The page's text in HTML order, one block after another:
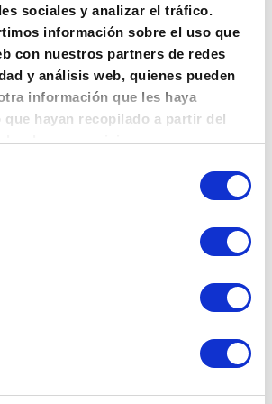
sociales y analizar el tráfico.
información sobre el uso que
con nuestros partners de redes
y análisis web, quienes pueden
información que les haya
hayan recopilado a partir del
de sus servicios.
que se llama Firulais
el rebujito. (Y las tardes
café).
Antonio Recio Mata.
suministraba marisco
y restaurantes, pero poco
ha ido transformando en
Mariscos Recio, el